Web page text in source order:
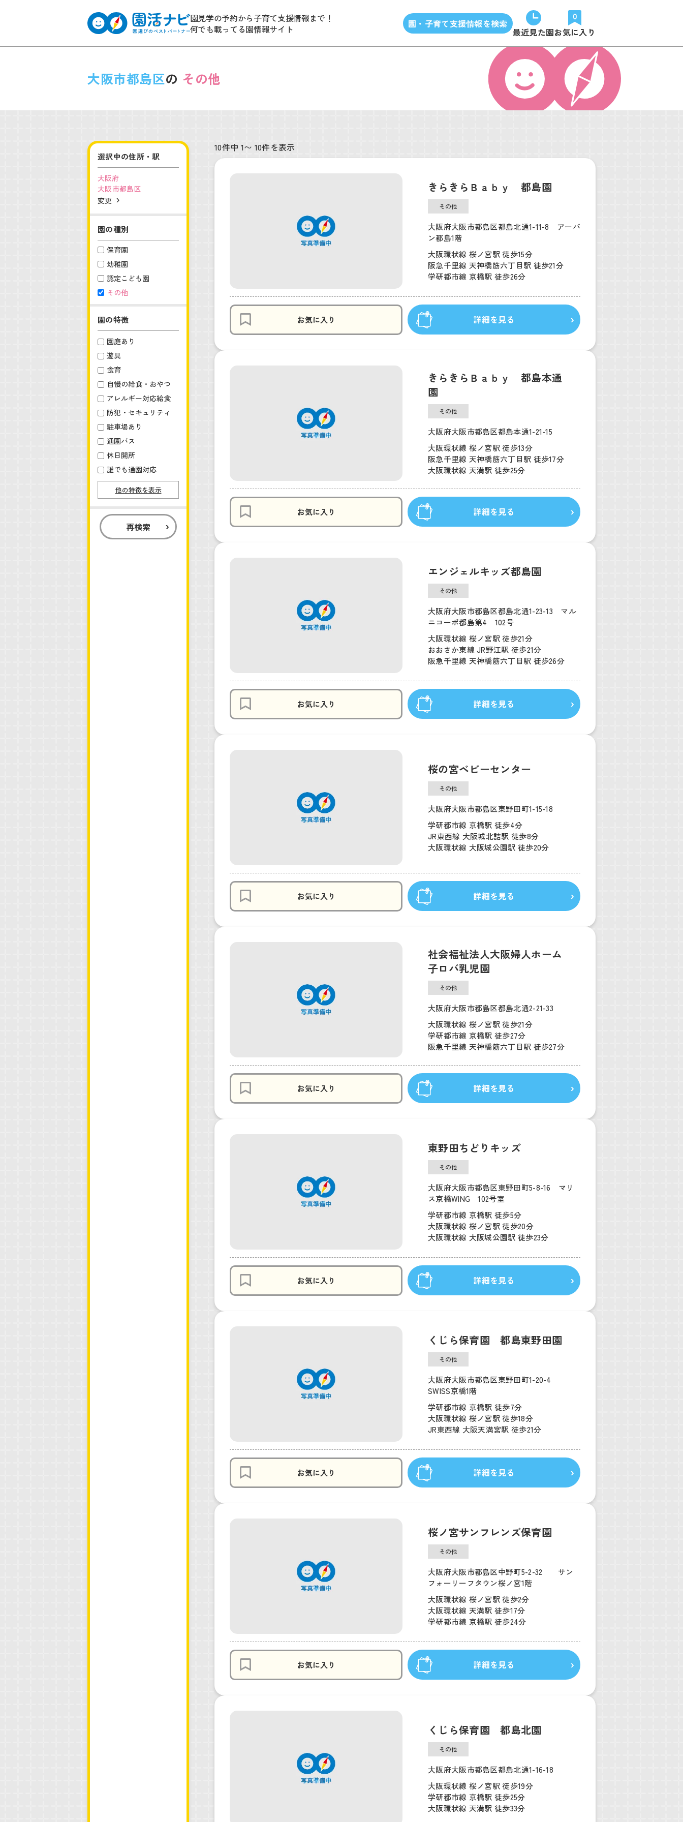
園見学の予約から子育て支援情報まで！
何でも載ってる園情報サイト
園・子育て支援情報を検索
最近見た園
0
お気に入り
大阪市都島区の その他
選択中の住所・駅
大阪府
大阪市都島区
変更
園の種別
保育園
幼稚園
認定こども園
その他
園の特徴
園庭あり
遊具
食育
自慢の給食・おやつ
アレルギー対応給食
防犯・セキュリティ
駐車場あり
通園バス
休日開所
誰でも通園対応
他の特徴を表示
再検索
10件中 1〜 10件を表示
きらきらＢａｂｙ 都島園
その他
大阪府大阪市都島区都島北通1-11-8 アーバ
ン都島1階
大阪環状線 桜ノ宮駅 徒歩15分
阪急千里線 天神橋筋六丁目駅 徒歩21分
学研都市線 京橋駅 徒歩26分
お気に入り 詳細を見る
きらきらＢａｂｙ 都島本通
園
その他
大阪府大阪市都島区都島本通1-21-15
大阪環状線 桜ノ宮駅 徒歩13分
阪急千里線 天神橋筋六丁目駅 徒歩17分
大阪環状線 天満駅 徒歩25分
お気に入り 詳細を見る
エンジェルキッズ都島園
その他
大阪府大阪市都島区都島北通1-23-13 マル
ニコーポ都島第4 102号
大阪環状線 桜ノ宮駅 徒歩21分
おおさか東線 JR野江駅 徒歩21分
阪急千里線 天神橋筋六丁目駅 徒歩26分
お気に入り 詳細を見る
桜の宮ベビーセンター
その他
大阪府大阪市都島区東野田町1-15-18
学研都市線 京橋駅 徒歩4分
JR東西線 大阪城北詰駅 徒歩8分
大阪環状線 大阪城公園駅 徒歩20分
お気に入り 詳細を見る
社会福祉法人大阪婦人ホーム
子ロバ乳児園
その他
大阪府大阪市都島区都島北通2-21-33
大阪環状線 桜ノ宮駅 徒歩21分
学研都市線 京橋駅 徒歩27分
阪急千里線 天神橋筋六丁目駅 徒歩27分
お気に入り 詳細を見る
東野田ちどりキッズ
その他
大阪府大阪市都島区東野田町5-8-16 マリ
ス京橋WING 102号室
学研都市線 京橋駅 徒歩5分
大阪環状線 桜ノ宮駅 徒歩20分
大阪環状線 大阪城公園駅 徒歩23分
お気に入り 詳細を見る
くじら保育園 都島東野田園
その他
大阪府大阪市都島区東野田町1-20-4
SWISS京橋1階
学研都市線 京橋駅 徒歩7分
大阪環状線 桜ノ宮駅 徒歩18分
JR東西線 大阪天満宮駅 徒歩21分
お気に入り 詳細を見る
桜ノ宮サンフレンズ保育園
その他
大阪府大阪市都島区中野町5-2-32 サン
フォーリーフタウン桜ノ宮1階
大阪環状線 桜ノ宮駅 徒歩2分
大阪環状線 天満駅 徒歩17分
学研都市線 京橋駅 徒歩24分
お気に入り 詳細を見る
くじら保育園 都島北園
その他
大阪府大阪市都島区都島北通1-16-18
大阪環状線 桜ノ宮駅 徒歩19分
学研都市線 京橋駅 徒歩25分
大阪環状線 天満駅 徒歩33分